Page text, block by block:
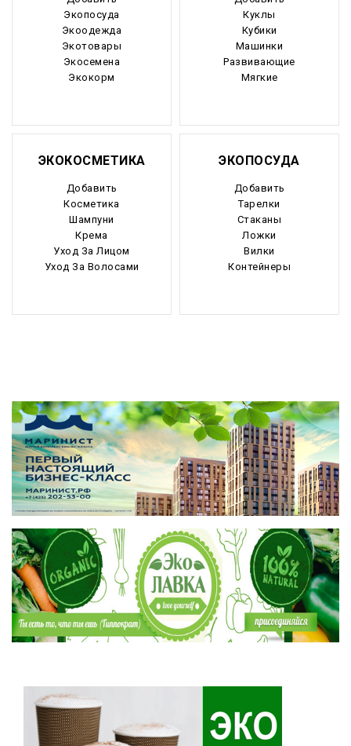
Экопосуда
Экоодежда
Экотовары
Экосемена
Экокорм
Куклы
Кубики
Машинки
Развивающие
Мягкие
ЭКОКОСМЕТИКА
Добавить
Косметика
Шампуни
Крема
Уход За Лицом
Уход За Волосами
ЭКОПОСУДА
Добавить
Тарелки
Стаканы
Ложки
Вилки
Контейнеры